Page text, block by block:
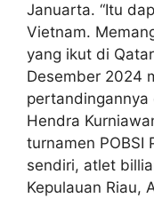
Januarta. “Itu
Vietnam.
yang ikut di
Desember 2024
pertandingannya
Hendra
turnamen POBSI
sendiri, atlet
Kepulauan Riau,